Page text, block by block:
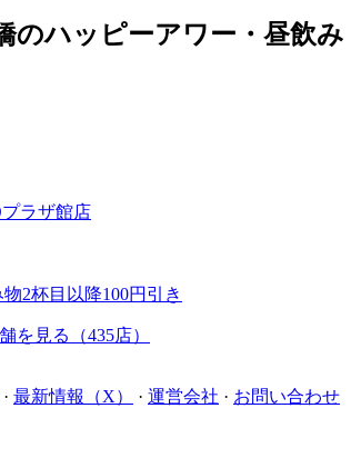
のハッピーアワー・昼飲み
ラザ館店
物2杯目以降100円引き
を見る（435店）
· 最新情報（X） · 運営会社 · お問い合わせ